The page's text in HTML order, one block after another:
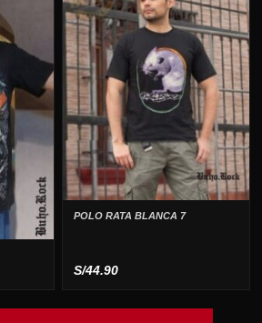
POLO RATA BLANCA 7
S/44.90